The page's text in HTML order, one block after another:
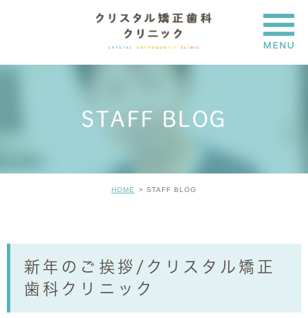
STAFF BLOG
HOME STAFF BLOG
新年のご挨拶/クリスタル矯正
歯科クリニック